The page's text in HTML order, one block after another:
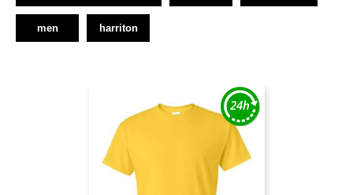
men harriton